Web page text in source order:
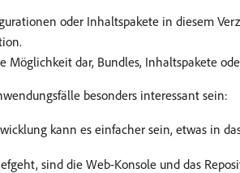
oder Inhaltspakete in diesem
Möglichkeit dar, Bundles, Inhaltspakete
besonders interessant sein:
kann es einfacher sein, etwas in
sind die Web-Konsole und das